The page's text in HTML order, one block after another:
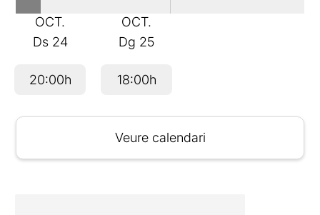
OCT.
Ds 24
20:00h
OCT.
Dg 25
18:00h
Veure calendari